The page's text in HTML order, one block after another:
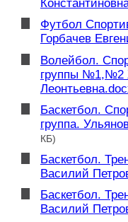
Футбол
Горбачев
Волейбол.
группы №1,№2
Баскетбол.
группа.
КБ)
Баскетбол.
Василий
Баскетбол.
Василий